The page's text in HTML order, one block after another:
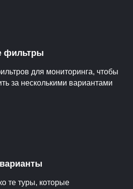
фильтры
для мониторинга, чтобы
за несколькими вариантами
те туры, которые